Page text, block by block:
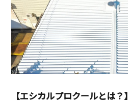
【エシカルプロクールとは？】